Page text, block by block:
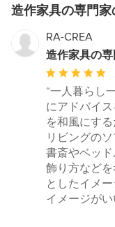
造作家具の専門
RA-CREA
造作家具の
平
均
評
価：
5
つ
星
中
星
“一人暮らし
にアドバイ
を和風にす
リビングの
書斎やベッ
飾り方など
としたイメ
イメージが